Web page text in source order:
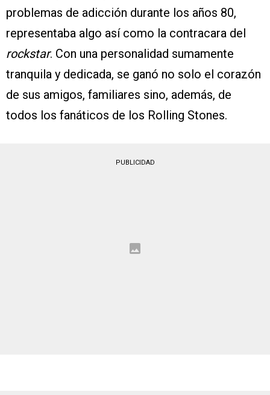
problemas de adicción durante los años 80,
representaba algo así como la contracara del
rockstar. Con una personalidad sumamente
tranquila y dedicada, se ganó no solo el corazón
de sus amigos, familiares sino, además, de
todos los fanáticos de los Rolling Stones.
PUBLICIDAD